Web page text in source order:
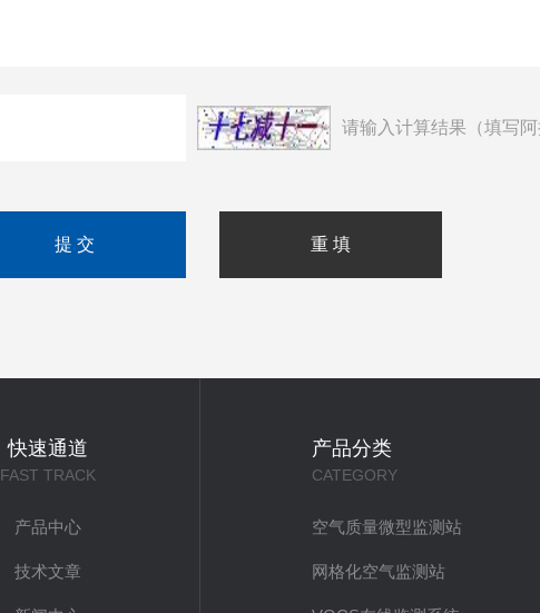
请输入计算结果（填写
快速通道
FAST TRACK
产品中心
技术文章
产品分类
CATEGORY
空气质量微型监测站
网格化空气监测站